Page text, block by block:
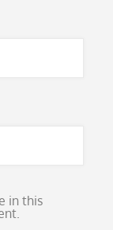
in this